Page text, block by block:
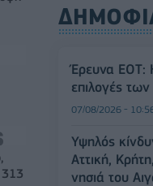
Έρευνα ΕΟΤ:
επιλογές
07/08/2026 -
Υψηλός
Αττική,
νησιά του